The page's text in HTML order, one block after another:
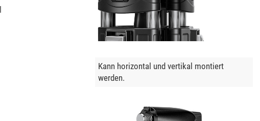
Kann horizontal und vertikal montiert
werden.